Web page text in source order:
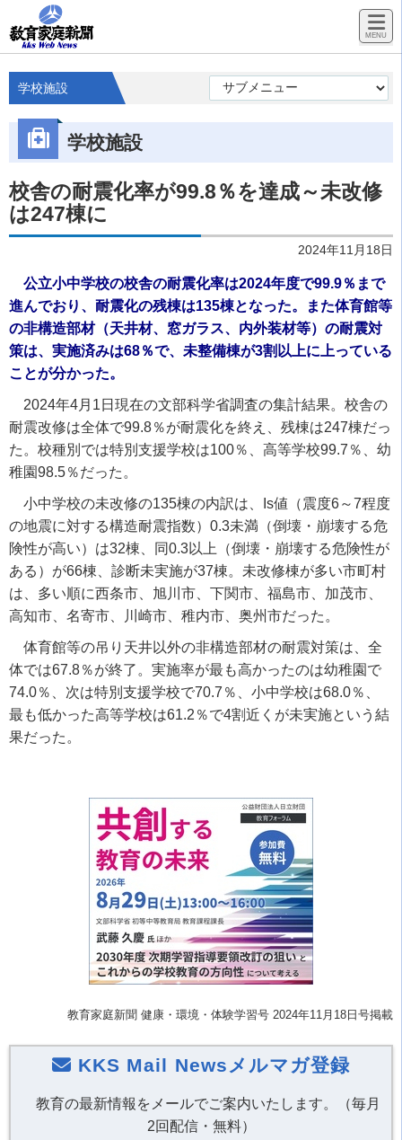
学校施設
学校施設
校舎の耐震化率が99.8％を達成～未改修
は247棟に
2024年11月18日
公立小中学校の校舎の耐震化率は2024年度で99.9％まで
進んでおり、耐震化の残棟は135棟となった。また体育館等
の非構造部材（天井材、窓ガラス、内外装材等）の耐震対
策は、実施済みは68％で、未整備棟が3割以上に上っている
ことが分かった。
2024年4月1日現在の文部科学省調査の集計結果。校舎の
耐震改修は全体で99.8％が耐震化を終え、残棟は247棟だっ
た。校種別では特別支援学校は100％、高等学校99.7％、幼
稚園98.5％だった。
小中学校の未改修の135棟の内訳は、Is値（震度6～7程度
の地震に対する構造耐震指数）0.3未満（倒壊・崩壊する危
険性が高い）は32棟、同0.3以上（倒壊・崩壊する危険性が
ある）が66棟、診断未実施が37棟。未改修棟が多い市町村
は、多い順に西条市、旭川市、下関市、福島市、加茂市、
高知市、名寄市、川崎市、稚内市、奥州市だった。
体育館等の吊り天井以外の非構造部材の耐震対策は、全
体では67.8％が終了。実施率が最も高かったのは幼稚園で
74.0％、次は特別支援学校で70.7％、小中学校は68.0％、
最も低かった高等学校は61.2％で4割近くが未実施という結
果だった。
教育家庭新聞 健康・環境・体験学習号 2024年11月18日号掲載
KKS Mail Newsメルマガ登録
教育の最新情報をメールでご案内いたします。（毎月
2回配信・無料）